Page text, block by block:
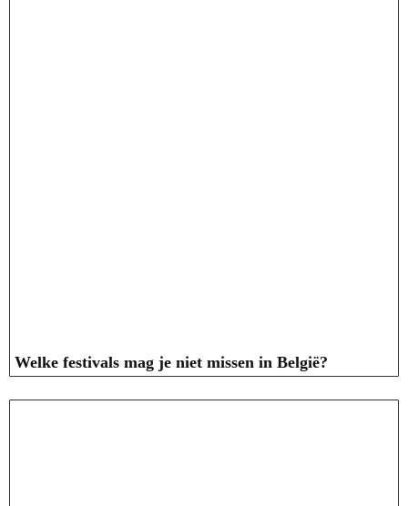
Welke festivals mag je niet missen in België?